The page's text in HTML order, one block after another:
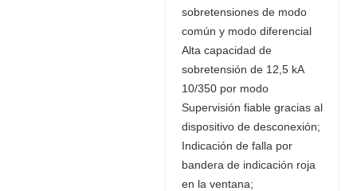
sobretensiones de modo
común y modo diferencial
Alta capacidad de
sobretensión de 12,5 kA
10/350 por modo
Supervisión fiable gracias al
dispositivo de desconexión;
Indicación de falla por
bandera de indicación roja
en la ventana;